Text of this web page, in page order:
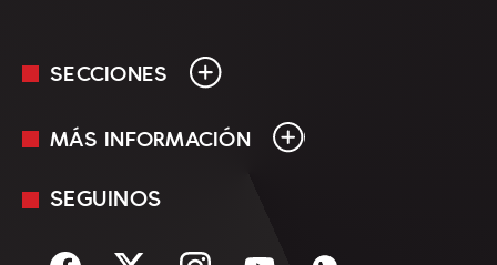
SECCIONES
En Vivo
MÁS INFORMACIÓN
Mediakit
Términos y condiciones
SEGUINOS